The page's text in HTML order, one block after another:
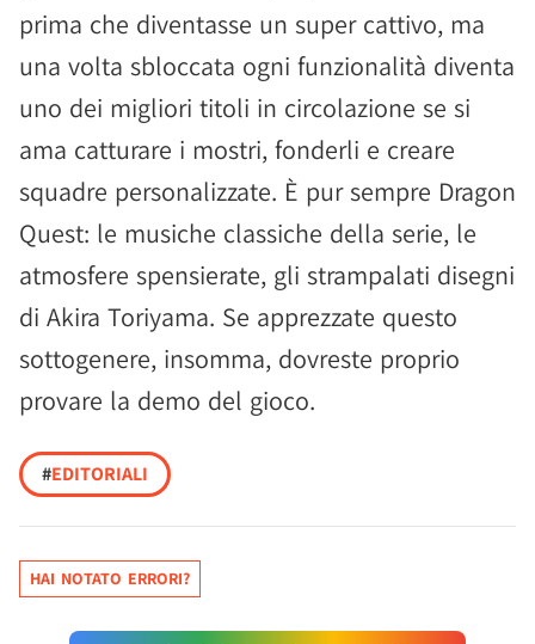
prima che diventasse un super cattivo, ma
una volta sbloccata ogni funzionalità diventa
uno dei migliori titoli in circolazione se si
ama catturare i mostri, fonderli e creare
squadre personalizzate. È pur sempre Dragon
Quest: le musiche classiche della serie, le
atmosfere spensierate, gli strampalati disegni
di Akira Toriyama. Se apprezzate questo
sottogenere, insomma, dovreste proprio
provare la demo del gioco.
#EDITORIALI
HAI NOTATO ERRORI?